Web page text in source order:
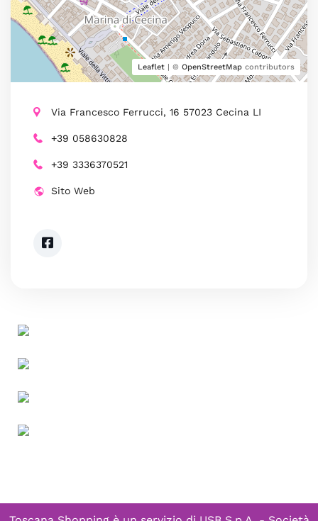
Leaflet | © OpenStreetMap contributors
Via Francesco Ferrucci, 16 57023 Cecina LI
+39 058630828
+39 3336370521
Sito Web